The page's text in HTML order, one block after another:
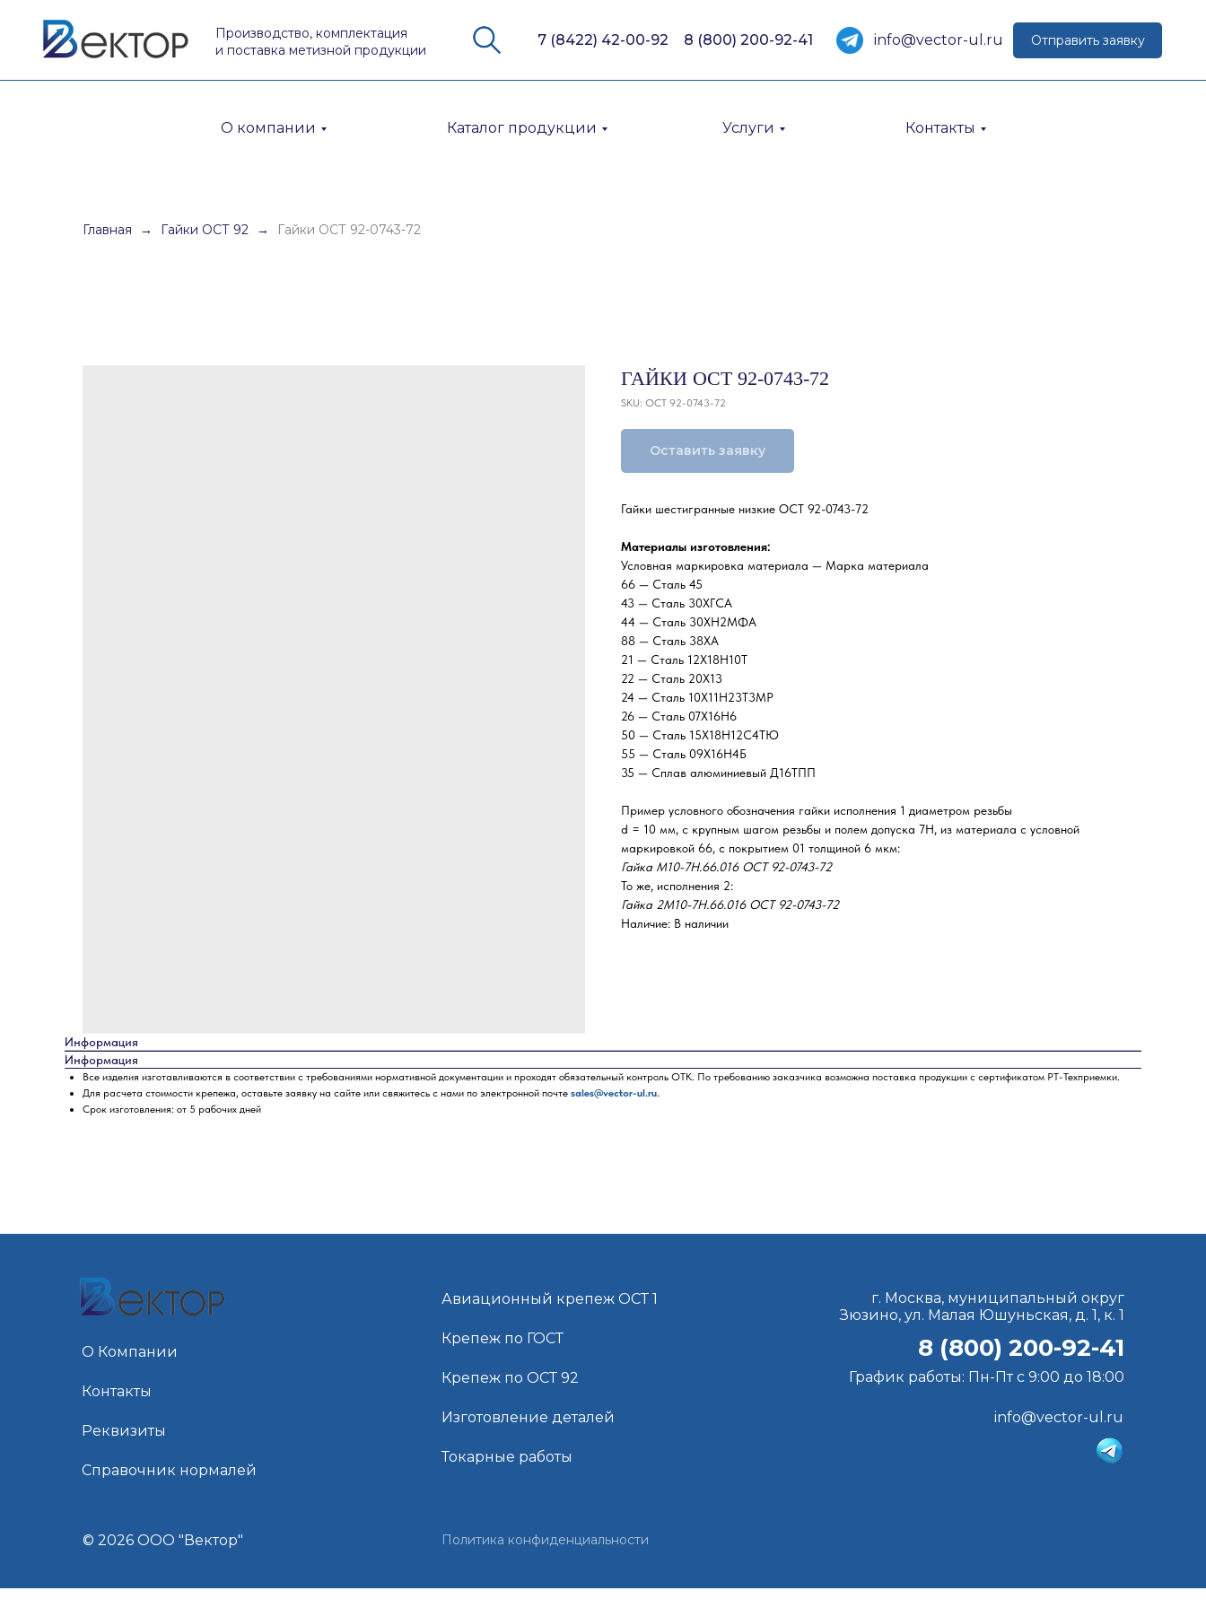
7 (8422) 42-00-92
Производство, комплектация
и поставка метизной продукции
Отправить заявку
8 (800) 200-92-41 info@vector-ul.ru
О компании Каталог продукции Услуги Контакты
Главная Гайки ОСТ 92 Гайки ОСТ 92-0743-72
ГАЙКИ ОСТ 92-0743-72
SKU: ОСТ 92-0743-72
Оставить заявку
Гайки шестигранные низкие ОСТ 92-0743-72
Материалы изготовления:
Условная маркировка материала — Марка материала
66 — Сталь 45
43 — Сталь 30ХГСА
44 — Сталь 30ХН2МФА
88 — Сталь 38ХА
21 — Сталь 12Х18Н10Т
22 — Сталь 20Х13
24 — Сталь 10Х11Н23Т3МР
26 — Сталь 07Х16Н6
50 — Сталь 15Х18Н12С4ТЮ
55 — Сталь 09Х16Н4Б
35 — Сплав алюминиевый Д16ТПП
Пример условного обозначения гайки исполнения 1 диаметром резьбы
d = 10 мм, с крупным шагом резьбы и полем допуска 7H, из материала с условной
маркировкой 66, с покрытием 01 толщиной 6 мкм:
Гайка М10-7Н.66.016 ОСТ 92-0743-72
То же, исполнения 2:
Гайка 2М10-7Н.66.016 ОСТ 92-0743-72
Наличие: В наличии
Информация
Информация
Все изделия изготавливаются в соответствии с требованиями нормативной документации и проходят обязательный контроль ОТК. По требованию заказчика возможна поставка продукции с сертификатом РТ-Техприемки.
Для расчета стоимости крепежа, оставьте заявку на сайте или свяжитесь с нами по электронной почте sales@vector-ul.ru.
Срок изготовления: от 5 рабочих дней
info@vector-ul.ru
График работы: Пн-Пт с 9:00 до 18:00
г. Москва, муниципальный округ
Зюзино, ул. Малая Юшуньская, д. 1, к. 1
© 2026 ООО "Вектор"
О Компании
Контакты
Реквизиты
Справочник нормалей
Авиационный крепеж ОСТ 1
Крепеж по ГОСТ
Крепеж по ОСТ 92
Изготовление деталей
Токарные работы
Политика конфиденциальности
8 (800) 200-92-41